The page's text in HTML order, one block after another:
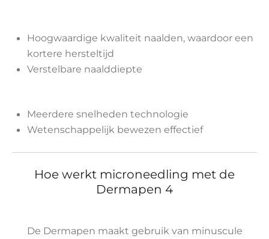
Hoogwaardige kwaliteit naalden, waardoor een
kortere hersteltijd
Verstelbare naalddiepte
Meerdere snelheden technologie
Wetenschappelijk bewezen effectief
Hoe werkt microneedling met de
Dermapen 4
De Dermapen maakt gebruik van minuscule